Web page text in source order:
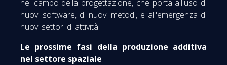
nel campo della progettazione, che porta all'uso di
nuovi software, di nuovi metodi, e all'emergenza di
nuovi settori di attività.
Le prossime fasi della produzione additiva
nel settore spaziale